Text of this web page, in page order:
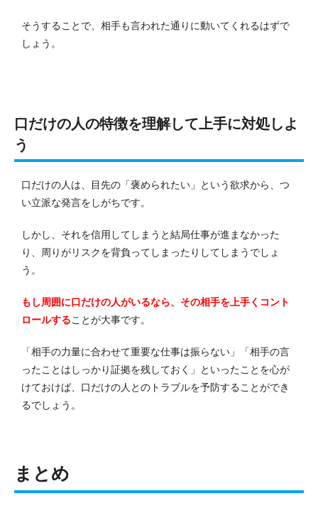
そうすることで、相手も言われた通りに動いてくれるはずで
しょう。
口だけの人の特徴を理解して上手に対処しよ
う
口だけの人は、目先の「褒められたい」という欲求から、つ
い立派な発言をしがちです。
しかし、それを信用してしまうと結局仕事が進まなかった
り、周りがリスクを背負ってしまったりしてしまうでしょ
う。
もし周囲に口だけの人がいるなら、その相手を上手くコント
ロールすることが大事です。
「相手の力量に合わせて重要な仕事は振らない」「相手の言
ったことはしっかり証拠を残しておく」といったことを心が
けておけば、口だけの人とのトラブルを予防することができ
るでしょう。
まとめ